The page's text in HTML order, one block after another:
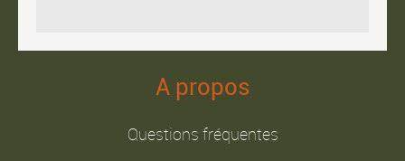
A propos
Questions fréquentes